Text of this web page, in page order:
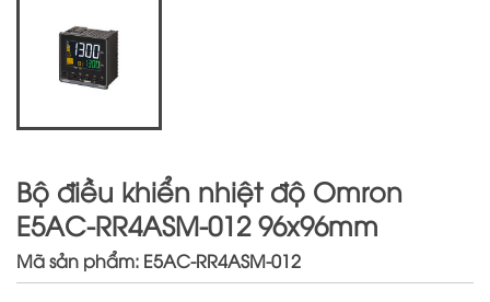
Bộ điều khiển nhiệt độ Omron
E5AC-RR4ASM-012 96x96mm
Mã sản phẩm: E5AC-RR4ASM-012